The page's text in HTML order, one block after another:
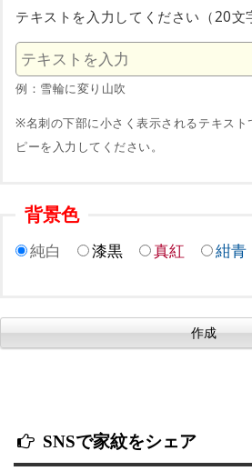
テキストを入力してください（20文
例：雪輪に変り山吹
※名刺の下部に小さく表示されるテキスト
ピーを入力してください。
背景色
純白 漆黒 真紅 紺青
SNSで家紋をシェア